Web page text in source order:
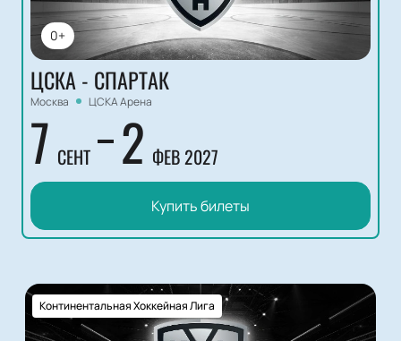
0+
ЦСКА - СПАРТАК
Москва ЦСКА Арена
7 СЕНТ 2 ФЕВ 2027
Купить билеты
Континентальная Хоккейная Лига